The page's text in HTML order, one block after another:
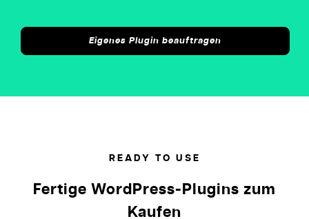
Eigenes Plugin beauftragen
READY TO USE
Fertige WordPress-Plugins zum
Kaufen